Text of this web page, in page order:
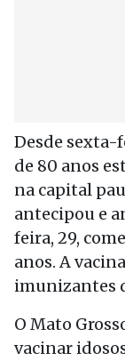
Desde sexta-
de 80 anos
na capital
antecipou e
feira, 29,
anos. A
imunizantes
O Mato
vacinar